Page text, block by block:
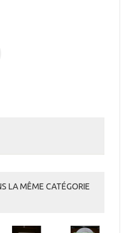
LA MÊME CATÉGORIE